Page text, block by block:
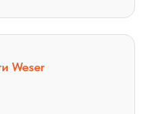
Weser